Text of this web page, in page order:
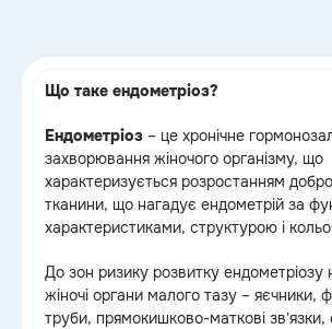
Що таке ендометріоз?
Ендометріоз – це хронічне
захворювання жіночого організму, що
характеризується розростанням
тканини, що нагадує ендометрій за
характеристиками, структурою і
​​До зон ризику розвитку ендометріозу
жіночі органи малого тазу – яєчники,
труби, прямокишково-маткові звʼязки,